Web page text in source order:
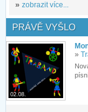
» zobrazit více...
PRÁVĚ VYŠLO
02.08.
»